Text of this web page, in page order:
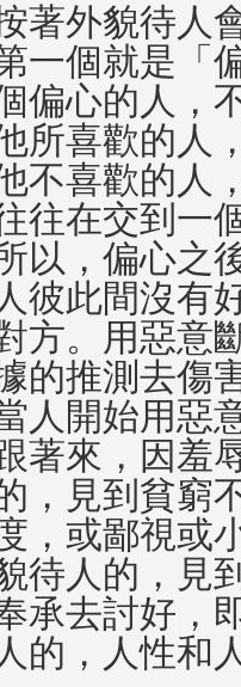
著外貌待人
一個就是「
偏心的人，
所喜歡的人
不喜歡的人
往在交到一
以，偏心之
彼此間沒有
方。用惡意
的推測去傷
人開始用惡
著來，因羞
，見到貧窮
，或鄙視或
待人的，見
承去討好，
的，人性和